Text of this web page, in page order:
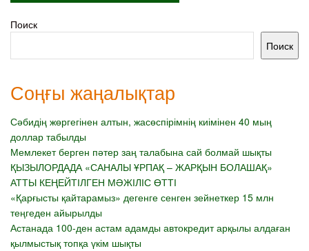
Поиск
Поиск
Соңғы жаңалықтар
Сәбидің жөргегінен алтын, жасөспірімнің киімінен 40 мың
доллар табылды
Мемлекет берген пәтер заң талабына сай болмай шықты
ҚЫЗЫЛОРДАДА «САНАЛЫ ҰРПАҚ – ЖАРҚЫН БОЛАШАҚ»
АТТЫ КЕҢЕЙТІЛГЕН МӘЖІЛІС ӨТТІ
«Қарғысты қайтарамыз» дегенге сенген зейнеткер 15 млн
теңгеден айырылды
Астанада 100-ден астам адамды автокредит арқылы алдаған
қылмыстық топқа үкім шықты